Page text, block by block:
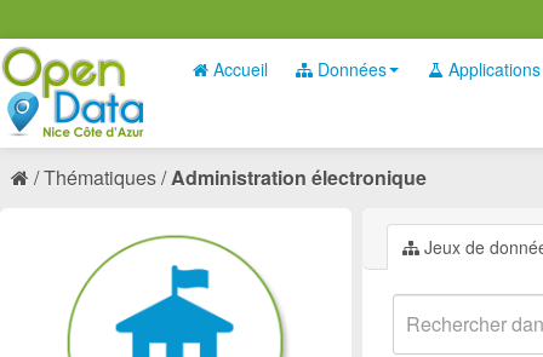
Accueil Données Applications
Thématiques Administration électronique
Jeux de